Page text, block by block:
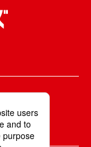
外の
信します。